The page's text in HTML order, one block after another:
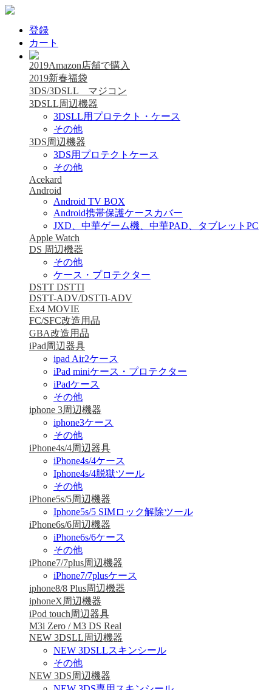
登録
カート
2019Amazon店舗で購入
2019新春福袋
3DS/3DSLL マジコン
3DSLL周辺機器
3DSLL用プロテクト・ケース
その他
3DS周辺機器
3DS用プロテクトケース
その他
Acekard
Android
Android TV BOX
Android携帯保護ケースカバー
JXD、中華ゲーム機、中華PAD、タブレットPC
Apple Watch
DS 周辺機器
その他
ケース・プロテクター
DSTT DSTTI
DSTT-ADV/DSTTi-ADV
Ex4 MOVIE
FC/SFC改造用品
GBA改造用品
iPad周辺器具
ipad Air2ケース
iPad miniケース・プロテクター
iPadケース
その他
iphone 3周辺機器
iphone3ケース
その他
iPhone4s/4周辺器具
iPhone4s/4ケース
Iphone4s/4脱獄ツール
その他
iPhone5s/5周辺機器
Iphone5s/5 SIMロック解除ツール
iPhone6s/6周辺機器
iPhone6s/6ケース
その他
iPhone7/7plus周辺機器
iPhone7/7plusケース
iphone8/8 Plus周辺機器
iphoneX周辺機器
iPod touch周辺器具
M3i Zero / M3 DS Real
NEW 3DSLL周辺機器
NEW 3DSLLスキンシール
その他
NEW 3DS周辺機器